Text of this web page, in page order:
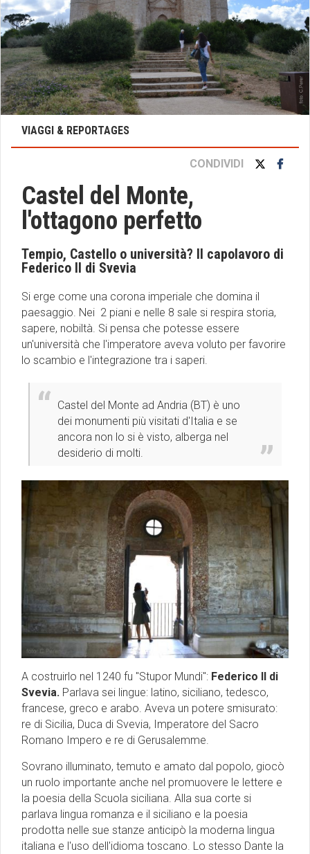
VIAGGI & REPORTAGES
CONDIVIDI
Castel del Monte,
l'ottagono perfetto
Tempio, Castello o università? Il capolavoro di
Federico II di Svevia
Si erge come una corona imperiale che domina il
paesaggio. Nei 2 piani e nelle 8 sale si respira storia,
sapere, nobiltà. Si pensa che potesse essere
un'università che l'imperatore aveva voluto per favorire
lo scambio e l'integrazione tra i saperi.
Castel del Monte ad Andria (BT) è uno
dei monumenti più visitati d'Italia e se
ancora non lo si è visto, alberga nel
desiderio di molti.
A costruirlo nel 1240 fu "Stupor Mundi": Federico II di
Svevia. Parlava sei lingue: latino, siciliano, tedesco,
francese, greco e arabo. Aveva un potere smisurato:
re di Sicilia, Duca di Svevia, Imperatore del Sacro
Romano Impero e re di Gerusalemme.
Sovrano illuminato, temuto e amato dal popolo, giocò
un ruolo importante anche nel promuovere le lettere e
la poesia della Scuola siciliana. Alla sua corte si
parlava lingua romanza e il siciliano e la poesia
prodotta nelle sue stanze anticipò la moderna lingua
italiana e l'uso dell'idioma toscano. Lo stesso Dante la